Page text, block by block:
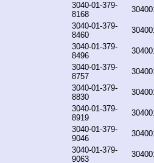
3040-01-379-
8168
3040-01-379-
8460
3040-01-379-
8496
3040-01-379-
8757
3040-01-379-
8830
3040-01-379-
8919
3040-01-379-
9046
3040-01-379-
9063